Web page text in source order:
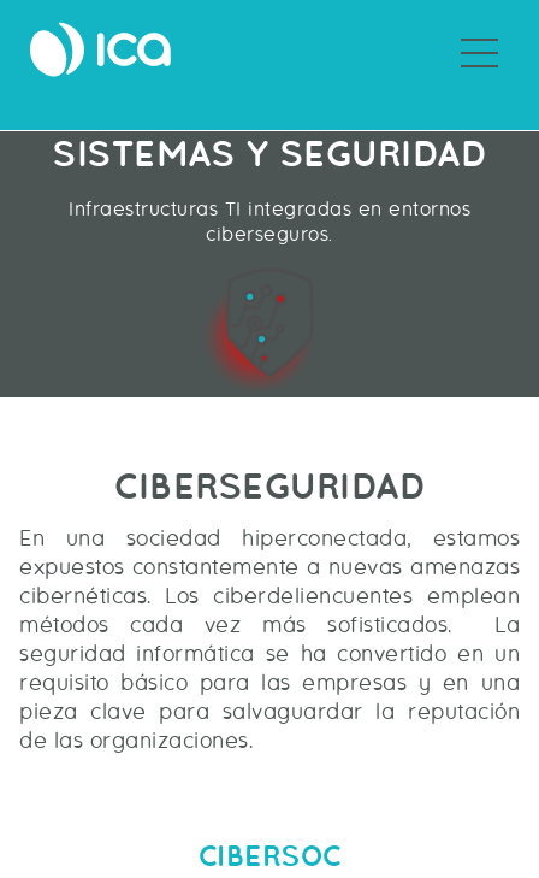
SISTEMAS Y SEGURIDAD
Infraestructuras TI integradas en entornos
ciberseguros.
CIBERSEGURIDAD
En una sociedad hiperconectada, estamos
expuestos constantemente a nuevas amenazas
cibernéticas. Los ciberdeliencuentes emplean
métodos cada vez más sofisticados. La
seguridad informática se ha convertido en un
requisito básico para las empresas y en una
pieza clave para salvaguardar la reputación
de las organizaciones.
CIBERSOC